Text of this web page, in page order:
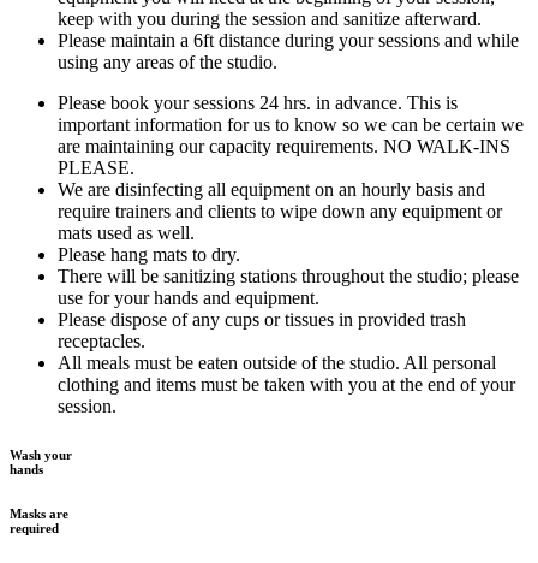
keep with you during the session and sanitize afterward.
Please maintain a 6ft distance during your sessions and while
using any areas of the studio.
Please book your sessions 24 hrs. in advance. This is
important information for us to know so we can be certain we
are maintaining our capacity requirements. NO WALK-INS
PLEASE.
We are disinfecting all equipment on an hourly basis and
require trainers and clients to wipe down any equipment or
mats used as well.
Please hang mats to dry.
There will be sanitizing stations throughout the studio; please
use for your hands and equipment.
Please dispose of any cups or tissues in provided trash
receptacles.
All meals must be eaten outside of the studio. All personal
clothing and items must be taken with you at the end of your
session.
Wash your
hands
Masks are
required